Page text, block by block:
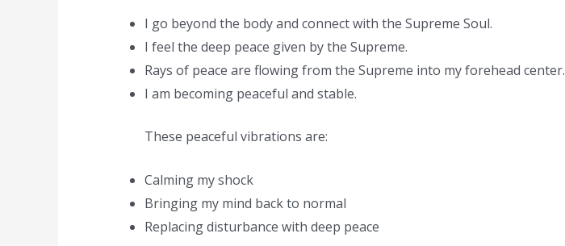
I go beyond the body and connect with the Supreme Soul.
I feel the deep peace given by the Supreme.
Rays of peace are flowing from the Supreme into my forehead center.
I am becoming peaceful and stable.
These peaceful vibrations are:
Calming my shock
Bringing my mind back to normal
Replacing disturbance with deep peace